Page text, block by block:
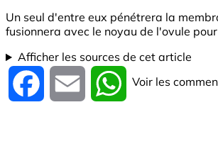
Un seul d'entre eux pénétrera la
fusionnera avec le noyau de l'ovule
Afficher les sources de cet article
Facebook Email WhatsApp
Voir les